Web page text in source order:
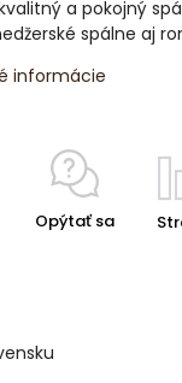
a pokojný
spálne aj
informácie
Opýtať sa